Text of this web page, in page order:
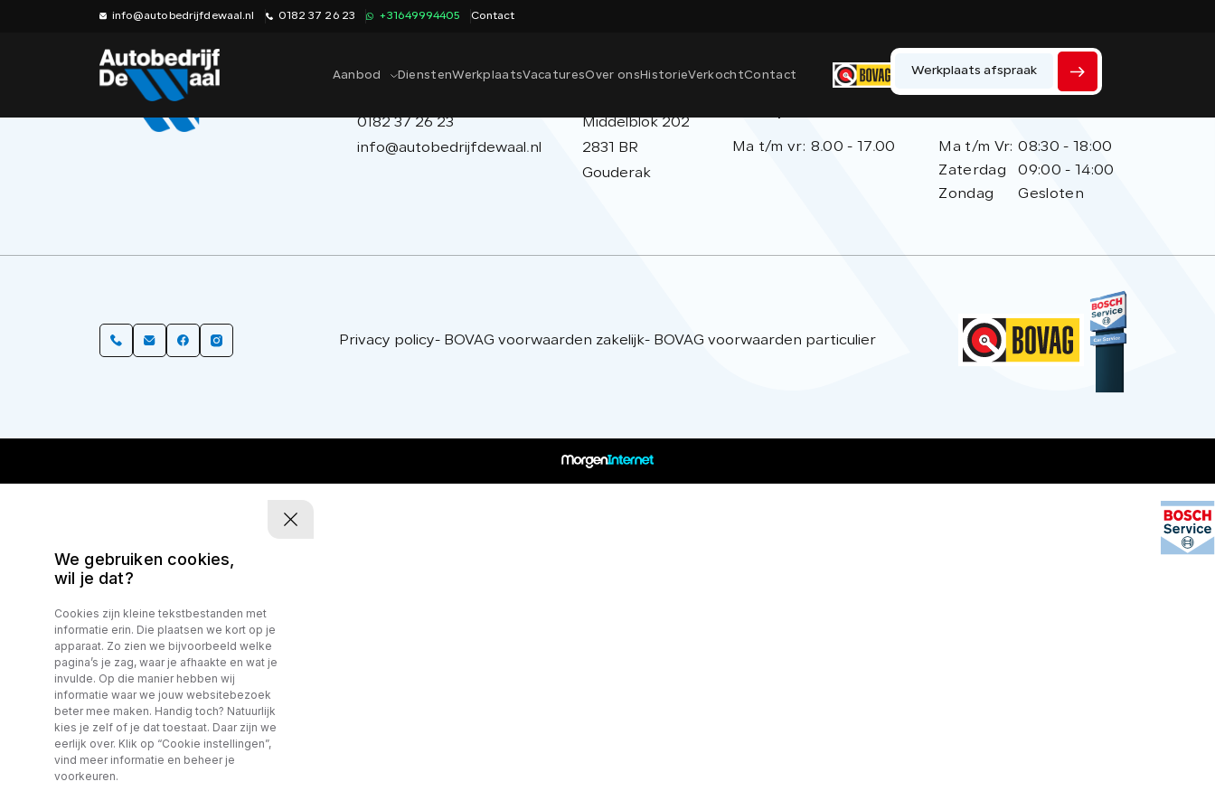
info@autobedrijfdewaal.nl 0182 37 26 23 +31649994405 Contact
Aanbod DienstenWerkplaatsVacaturesOver ons HistorieVerkochtContact Werkplaats afspraak
Home
Over ons
0182 37 26 23
info@autobedrijfdewaal.nl
Middelblok 202
2831 BR
Gouderak
Openingstijden
Ma t/m vr: 8.00 - 17.00
Openingstijden
Ma t/m Vr: 08:30 - 18:00
Zaterdag
09:00 - 14:00
Zondag
Gesloten
Privacy policy- BOVAG voorwaarden zakelijk- BOVAG voorwaarden particulier
We gebruiken cookies,
wil je dat?
Cookies zijn kleine tekstbestanden met
informatie erin. Die plaatsen we kort op je
apparaat. Zo zien we bijvoorbeeld welke
pagina’s je zag, waar je afhaakte en wat je
invulde. Op die manier hebben wij
informatie waar we jouw websitebezoek
beter mee maken. Handig toch? Natuurlijk
kies je zelf of je dat toestaat. Daar zijn we
eerlijk over. Klik op “Cookie instellingen”,
vind meer informatie en beheer je
voorkeuren.